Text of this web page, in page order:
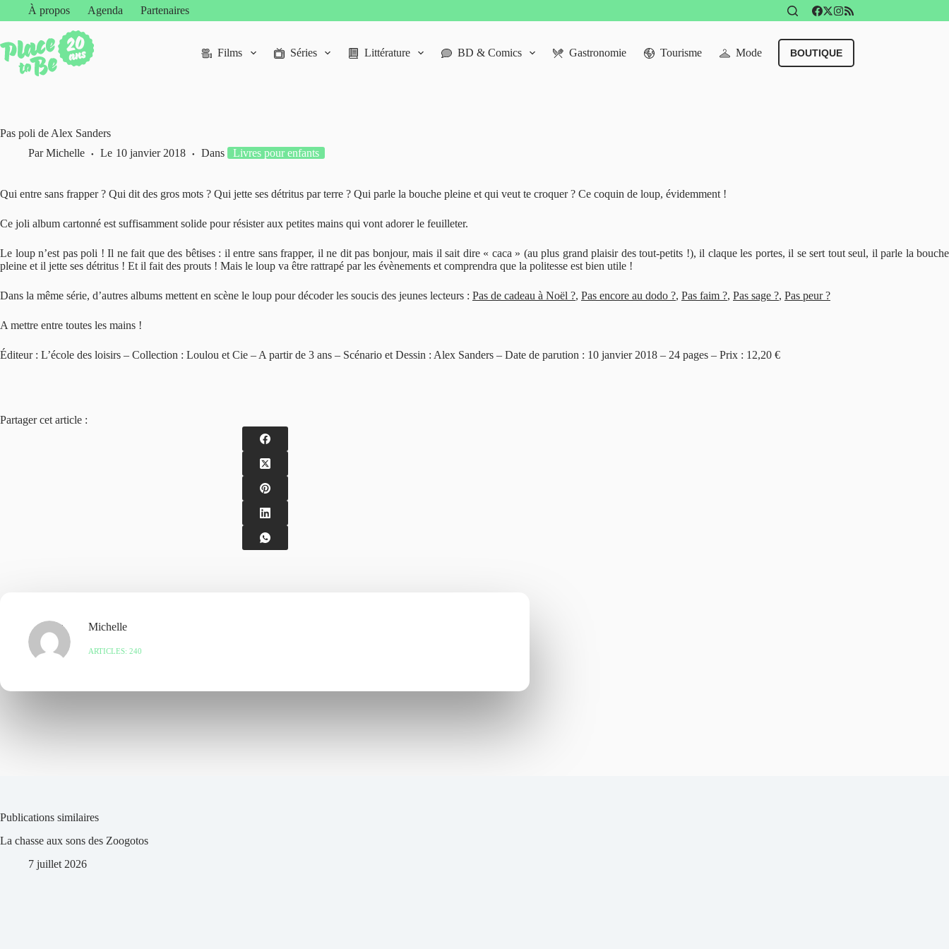
À propos Agenda Partenaires
Films Séries Littérature BD & Comics Gastronomie Tourisme Mode BOUTIQUE
Pas poli de Alex Sanders
Par Michelle Le 10 janvier 2018 Dans Livres pour enfants
Qui entre sans frapper ? Qui dit des gros mots ? Qui jette ses détritus par terre ? Qui parle la bouche pleine et qui veut te croquer ? Ce coquin de loup, évidemment !
Ce joli album cartonné est suffisamment solide pour résister aux petites mains qui vont adorer le feuilleter.
Le loup n’est pas poli ! Il ne fait que des bêtises : il entre sans frapper, il ne dit pas bonjour, mais il sait dire « caca » (au plus grand plaisir des tout-petits !), il claque les portes, il se sert tout seul, il parle la bouche
pleine et il jette ses détritus ! Et il fait des prouts ! Mais le loup va être rattrapé par les évènements et comprendra que la politesse est bien utile !
Dans la même série, d’autres albums mettent en scène le loup pour décoder les soucis des jeunes lecteurs : Pas de cadeau à Noël ?, Pas encore au dodo ?, Pas faim ?, Pas sage ?, Pas peur ?
A mettre entre toutes les mains !
Éditeur : L’école des loisirs – Collection : Loulou et Cie – A partir de 3 ans – Scénario et Dessin : Alex Sanders – Date de parution : 10 janvier 2018 – 24 pages – Prix : 12,20 €
Partager cet article :
Michelle
ARTICLES: 240
Publications similaires
La chasse aux sons des Zoogotos
7 juillet 2026